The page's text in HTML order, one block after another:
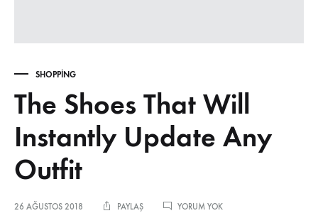
SHOPPING
The Shoes That Will
Instantly Update Any
Outfit
26 AĞUSTOS 2018 PAYLAŞ YORUM YOKTHE